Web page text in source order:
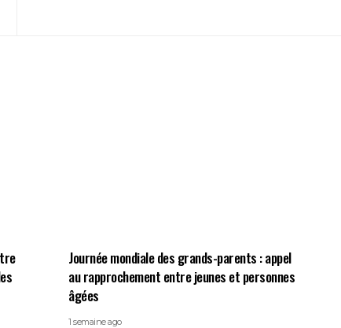
Journée mondiale des grands-parents : appel
au rapprochement entre jeunes et personnes
âgées
1 semaine ago